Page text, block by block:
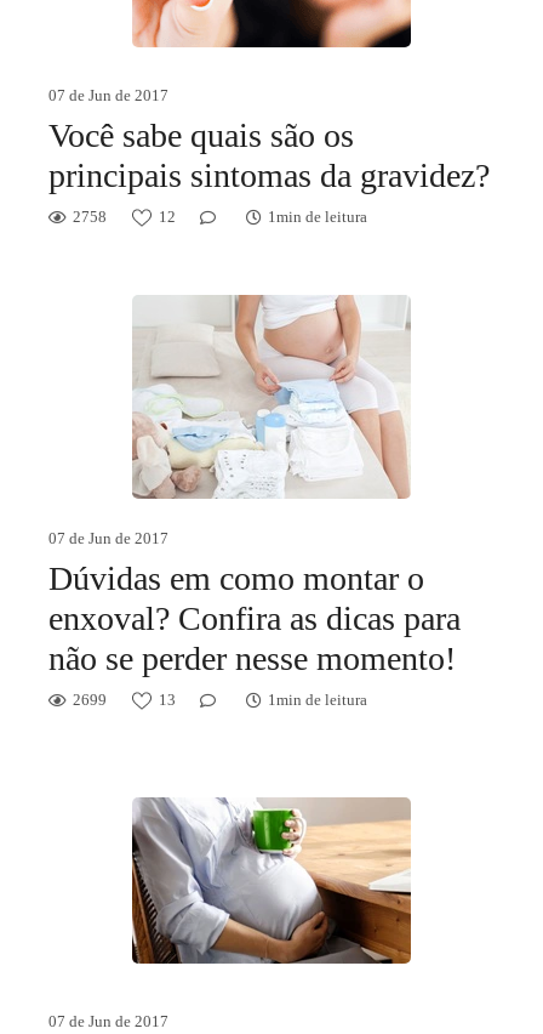
07 de Jun de 2017
Você sabe quais são os
principais sintomas da gravidez?
2758 12 1min de leitura
07 de Jun de 2017
Dúvidas em como montar o
enxoval? Confira as dicas para
não se perder nesse momento!
2699 13 1min de leitura
07 de Jun de 2017